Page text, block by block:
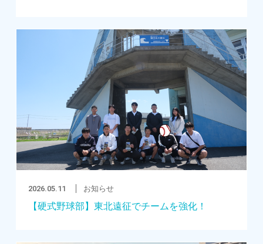
2026.05.11 お知らせ
【硬式野球部】東北遠征でチームを強化！